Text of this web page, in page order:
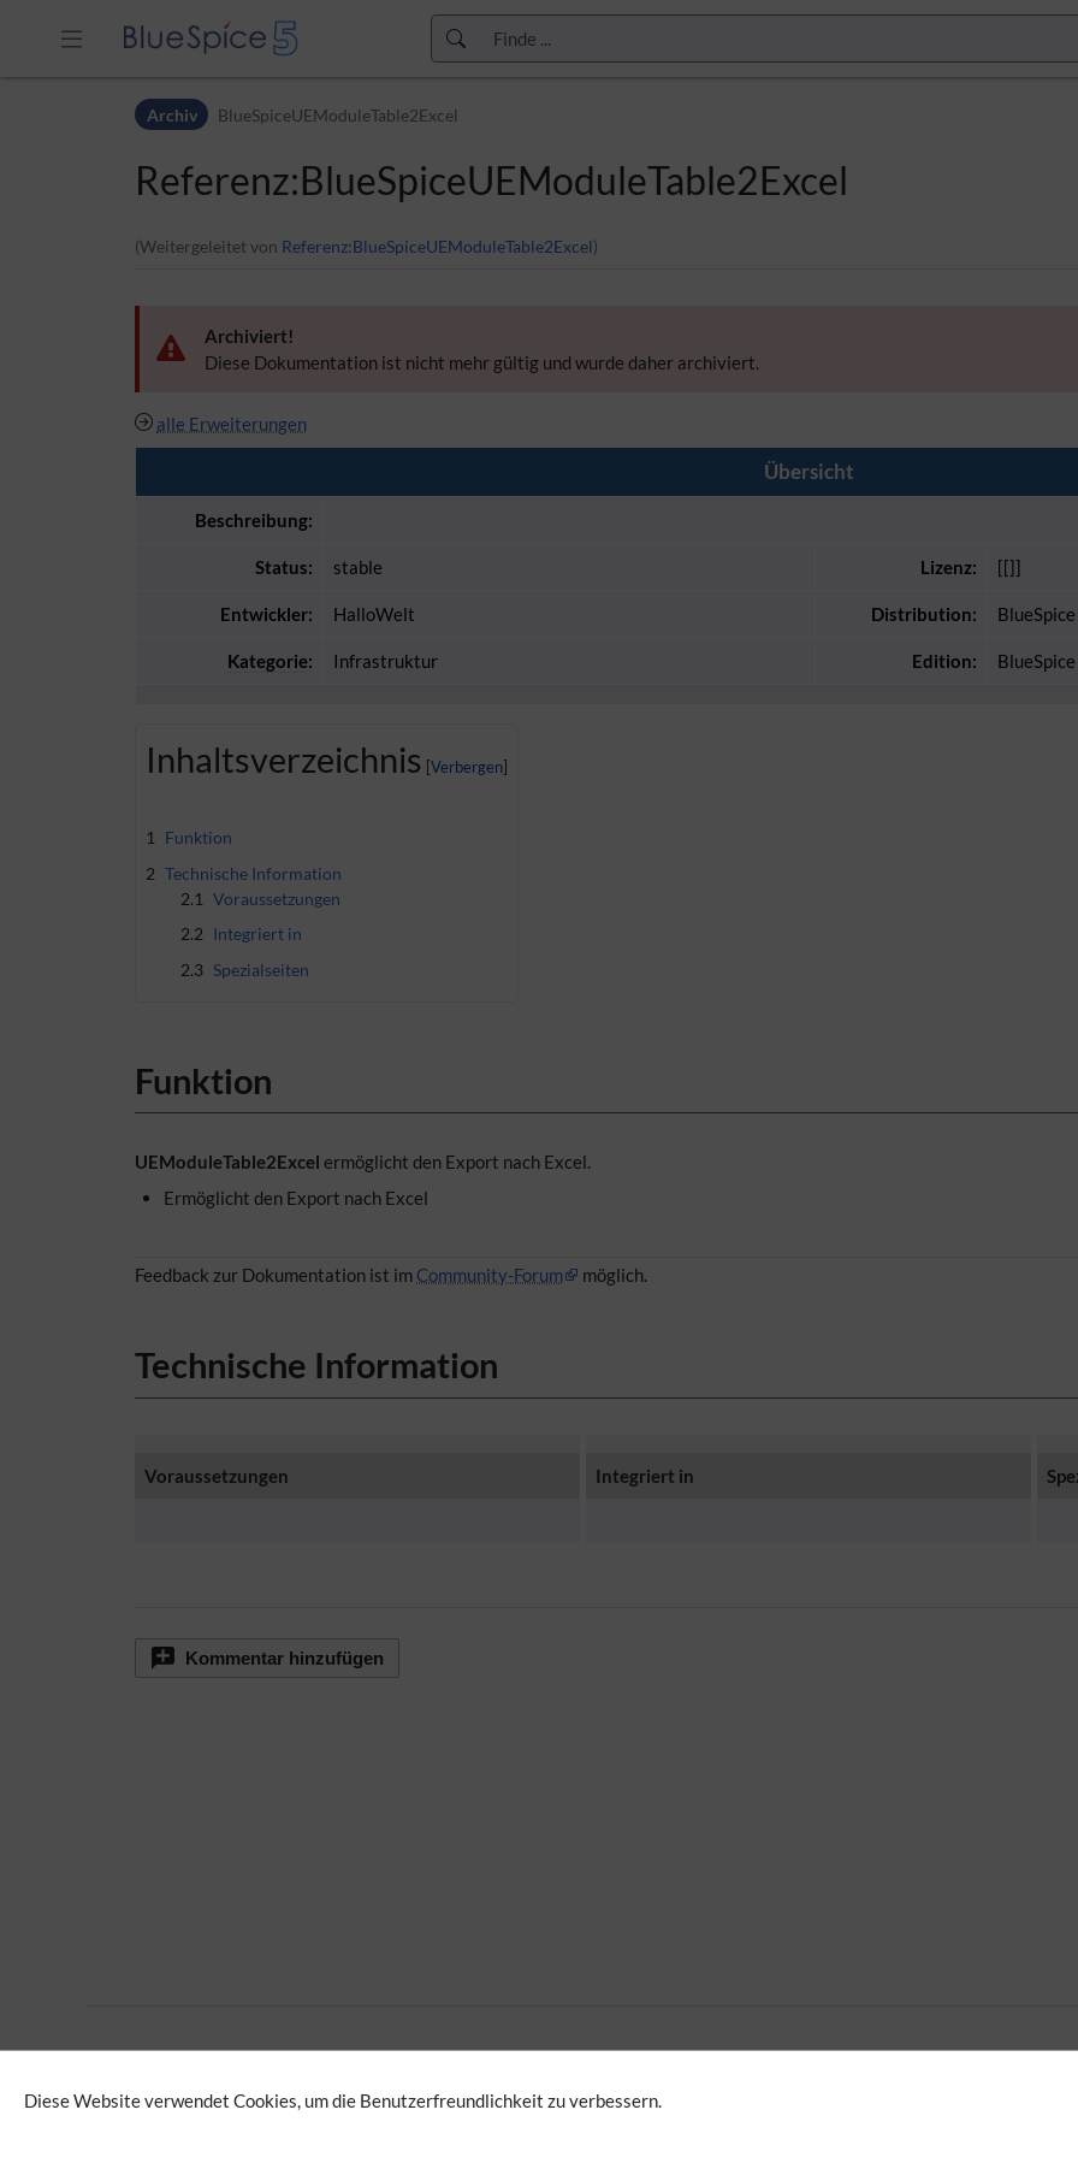
Diese Website verwendet Cookies, um die Benutzerfreundlichkeit zu verbessern.
Zur Hauptnavigation
Zum Arbeitsbereich
Archiv BlueSpiceUEModuleTable2Excel
Referenz:BlueSpiceUEModuleTable2Excel
(Weitergeleitet von Referenz:BlueSpiceUEModuleTable2Excel)
Archiviert!
Diese Dokumentation ist nicht mehr gültig und wurde daher archiviert.
alle Erweiterungen
Übersicht
Beschreibung:
Status: stable Lizenz: [[]]
Entwickler: HalloWelt Distribution: BlueSpice
Kategorie: Infrastruktur Edition:
Inhaltsverzeichnis
1
Funktion
2 Technische Information
2.1 Voraussetzungen
2.2 Integriert in
2.3 Spezialseiten
Funktion
UEModuleTable2Excel ermöglicht den Export nach Excel.
Ermöglicht den Export nach Excel
Feedback zur Dokumentation ist im Community-Forum möglich.
Technische Information
Voraussetzungen Integriert in
Kommentar hinzufügen
Extension